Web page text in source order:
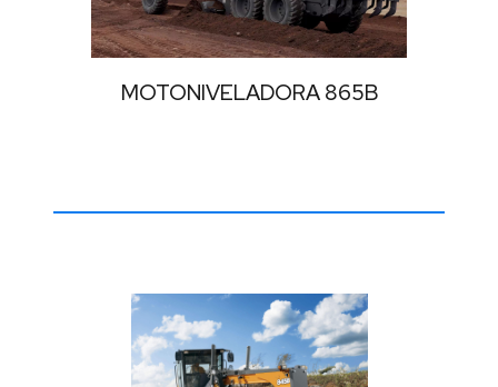
MOTONIVELADORA 865B